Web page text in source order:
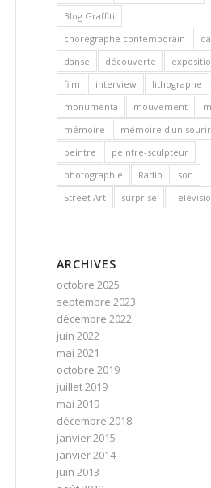
Blog Graffiti
chorégraphe contemporain
danse
découverte
film
interview
lithographe
monumenta
mouvement
mémoire
mémoire d'un
peintre
peintre-sculpteur
photographie
Radio
son
Street Art
surprise
ARCHIVES
octobre 2025
septembre 2023
décembre 2022
juin 2022
mai 2021
octobre 2019
juillet 2019
mai 2019
décembre 2018
janvier 2015
janvier 2014
juin 2013